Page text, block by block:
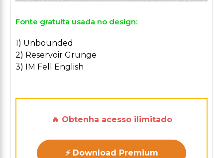
Fonte gratuita usada no design:
1) Unbounded
2) Reservoir Grunge
3) IM Fell English
🔥 Obtenha acesso ilimitado
⚡ Download Premium